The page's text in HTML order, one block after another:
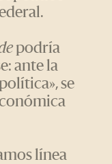
podría
ante la
se
línea